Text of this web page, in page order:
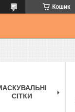
Кошик
СІТКИ